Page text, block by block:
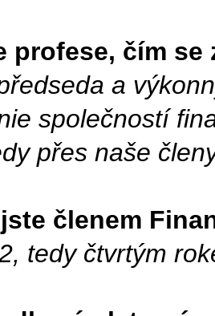
profese, čím se
a
společností
přes naše
členem
tedy čtvrtým